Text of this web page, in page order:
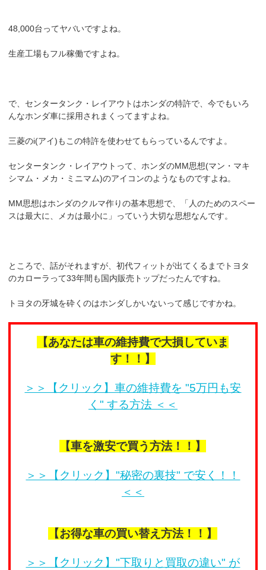
48,000台ってヤバいですよね。
生産工場もフル稼働ですよね。
で、センタータンク・レイアウトはホンダの特許で、今でもいろ
んなホンダ車に採用されまくってますよね。
三菱のi(アイ)もこの特許を使わせてもらっているんですよ。
センタータンク・レイアウトって、ホンダのMM思想(マン・マキ
シマム・メカ・ミニマム)のアイコンのようなものですよね。
MM思想はホンダのクルマ作りの基本思想で、「人のためのスペー
スは最大に、メカは最小に」っていう大切な思想なんです。
ところで、話がそれますが、初代フィットが出てくるまでトヨタ
のカローラって33年間も国内販売トップだったんですね。
トヨタの牙城を砕くのはホンダしかいないって感じですかね。
【あなたは車の維持費で大損していま
す！！】
＞＞【クリック】車の維持費を "5万円も安
く" する方法 ＜＜
【車を激安で買う方法！！】
＞＞【クリック】"秘密の裏技" で安く！！
＜＜
【お得な車の買い替え方法！！】
＞＞【クリック】"下取りと買取の違い" が